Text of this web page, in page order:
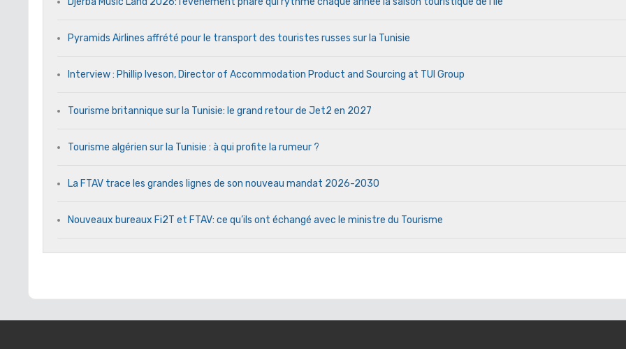
Pyramids Airlines affrété pour le transport des touristes russes sur la Tunisie
Interview : Phillip Iveson, Director of Accommodation Product and Sourcing at TUI Group
Tourisme britannique sur la Tunisie: le grand retour de Jet2 en 2027
Tourisme algérien sur la Tunisie : à qui profite la rumeur ?
La FTAV trace les grandes lignes de son nouveau mandat 2026-2030
Nouveaux bureaux Fi2T et FTAV: ce qu’ils ont échangé avec le ministre du Tourisme